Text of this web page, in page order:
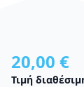
20,00 €
Τιμή